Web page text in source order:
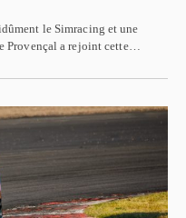
le Simracing et une
Provençal a rejoint cette…